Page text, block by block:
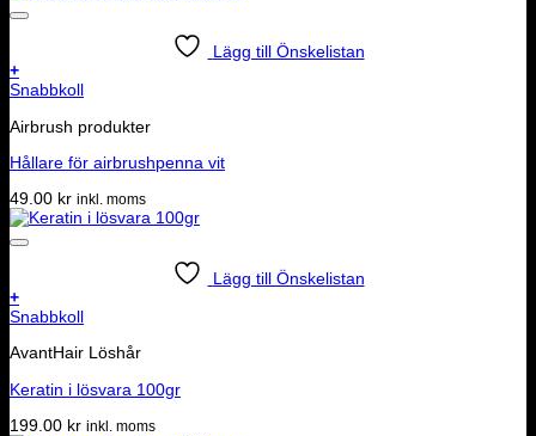
Lägg till Önskelistan
+
Snabbkoll
Airbrush produkter
Hållare för airbrushpenna vit
49.00 kr inkl. moms
Lägg till Önskelistan
+
Snabbkoll
AvantHair Löshår
Keratin i lösvara 100gr
199.00 kr inkl. moms